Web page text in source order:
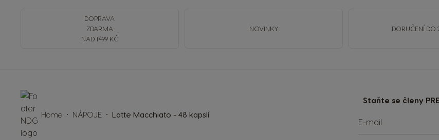
DOPRAVA
ZDARMA
NAD 1499 KČ
NOVINKY DORUČENÍ DO
Staňte se členy
E-mail
Home NÁPOJE Latte Macchiato - 48 kapslí